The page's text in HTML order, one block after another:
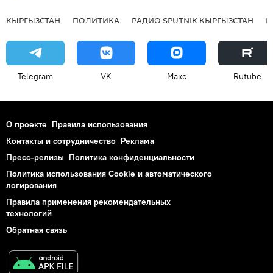
КЫРГЫЗСТАН ПОЛИТИКА РАДИО SPUTNIK КЫРГЫЗСТАН
Telegram VK Макс Rutube
О проекте Правила использования
Контакты и сотрудничество Реклама
Пресс-релизы Политика конфиденциальности
Политика использования Cookie и автоматического
логирования
Правила применения рекомендательных
технологий
Обратная связь